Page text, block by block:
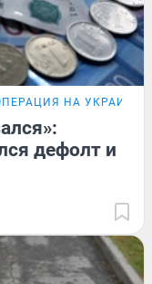
НА УКРАИНЕ
дефолт и